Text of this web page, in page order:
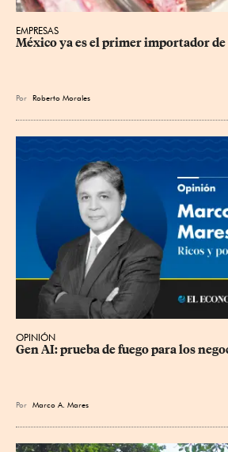
EMPRESAS
México ya es el primer importador de
Por Roberto Morales
OPINIÓN
Gen AI: prueba de fuego para los
Por Marco A. Mares